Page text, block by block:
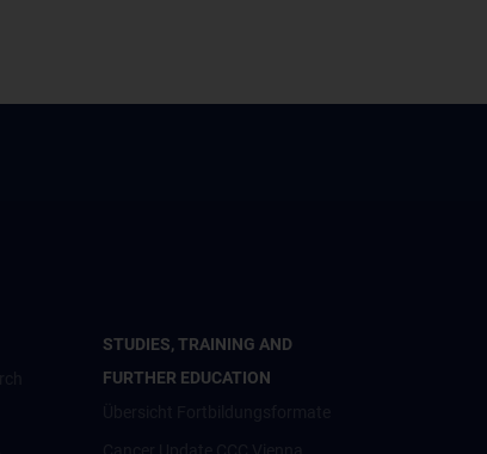
STUDIES, TRAINING AND
FURTHER EDUCATION